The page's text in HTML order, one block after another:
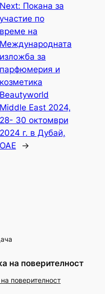
Next: Покана за
участие по
време на
Международната
изложба за
парфюмерия и
Beautyworld
Middle East 2024,
28- 30 октомври
2024 г. в Дубай,
ОАЕ
→
на поверителност
поверителност